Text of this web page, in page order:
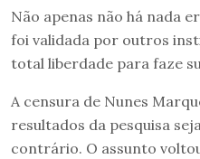
Não apenas não há nada
foi validada por outros
total liberdade para faze
A censura de Nunes
resultados da pesquisa
contrário. O assunto